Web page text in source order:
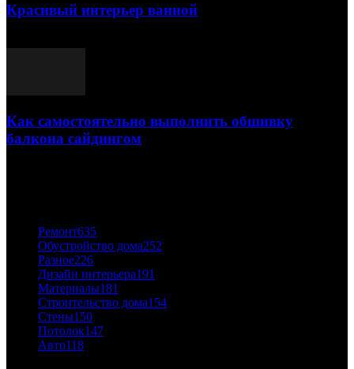
Красивый интерьер ванной
Как самостоятельно выполнить обшивку
балкона сайдингом
Ремонт635
Обустройство дома252
Разное226
Дизайн интерьера191
Материалы181
Строительство дома154
Стены150
Потолок147
Авто118